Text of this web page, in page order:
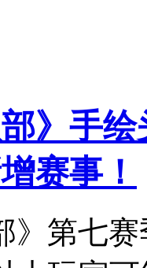
部》手
赛事！
》第七